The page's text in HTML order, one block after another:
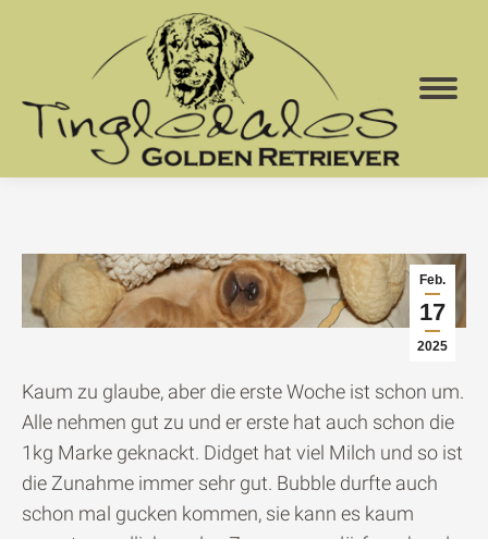
Feb.
17
2025
Kaum zu glaube, aber die erste Woche ist schon um.
Alle nehmen gut zu und er erste hat auch schon die
1kg Marke geknackt. Didget hat viel Milch und so ist
die Zunahme immer sehr gut. Bubble durfte auch
schon mal gucken kommen, sie kann es kaum